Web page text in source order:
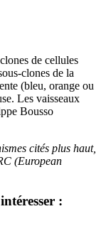
de cellules
clones de la
(bleu, orange ou
Les vaisseaux
Bousso
cités plus haut,
(European
: